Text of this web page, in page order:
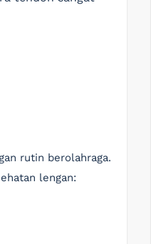
rutin berolahraga.
lengan: